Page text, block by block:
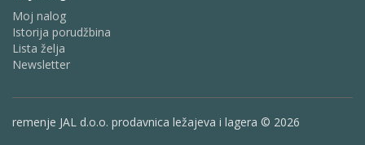
Moj nalog
Istorija porudžbina
Lista želja
Newsletter
remenje JAL d.o.o. prodavnica ležajeva i lagera © 2026